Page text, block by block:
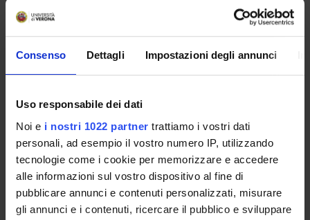
Consenso Dettagli Impostazioni degli annunci
Uso responsabile dei dati
Noi e i nostri 1022 partner trattiamo i vostri dati
personali, ad esempio il vostro numero IP, utilizzando
tecnologie come i cookie per memorizzare e accedere
alle informazioni sul vostro dispositivo al fine di
pubblicare annunci e contenuti personalizzati, misurare
gli annunci e i contenuti, ricercare il pubblico e sviluppare
favoriscono la loro partecipazione e alcuni aspetti critici
connessi al coinvolgimento dei più piccoli rappresentano i
maggiori temi discussi in lettaratura e illustrati nel presente
http://www.minori.it/node/2724
Product ID:
64084
Handle IRIS:
11562/376279
Deposited On: